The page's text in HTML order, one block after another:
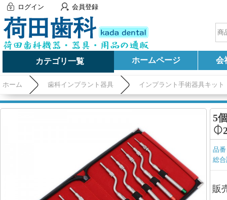
ログイン 会員登録
カテゴリ一覧 ホームページ 会
ホーム 歯科インプラント器具 インプラント手術器具キット
5
品
総
販